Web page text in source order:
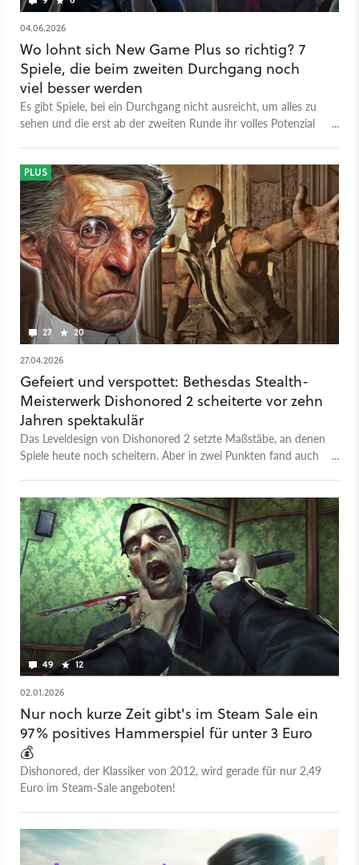
04.06.2026
Wo lohnt sich New Game Plus so richtig? 7
Spiele, die beim zweiten Durchgang noch
viel besser werden
Es gibt Spiele, bei ein Durchgang nicht ausreicht, um alles zu
sehen und die erst ab der zweiten Runde ihr volles Potenzial
27 20
PLUS
27.04.2026
Gefeiert und verspottet: Bethesdas Stealth-
Meisterwerk Dishonored 2 scheiterte vor zehn
Jahren spektakulär
Das Leveldesign von Dishonored 2 setzte Maßstäbe, an denen
Spiele heute noch scheitern. Aber in zwei Punkten fand auch
49 12
02.01.2026
Nur noch kurze Zeit gibt's im Steam Sale ein
97% positives Hammerspiel für unter 3 Euro
💰
Dishonored, der Klassiker von 2012, wird gerade für nur 2,49
Euro im Steam-Sale angeboten!